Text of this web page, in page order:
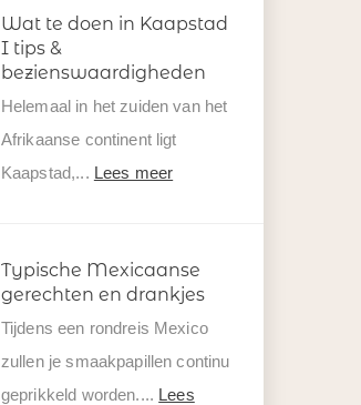
Wat te doen in Kaapstad
I tips &
bezienswaardigheden
Helemaal in het zuiden van het
Afrikaanse continent ligt
Kaapstad,... Lees meer
Typische Mexicaanse
gerechten en drankjes
Tijdens een rondreis Mexico
zullen je smaakpapillen continu
geprikkeld worden.... Lees